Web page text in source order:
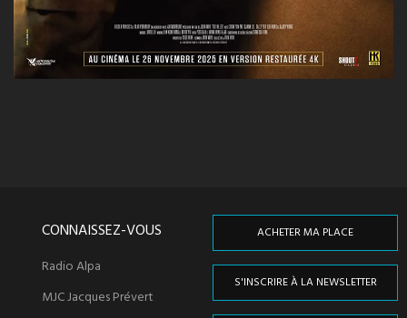
CONNAISSEZ-VOUS
Radio Alpa
MJC Jacques Prévert
ACHETER MA PLACE
S'INSCRIRE À LA NEWSLETTER